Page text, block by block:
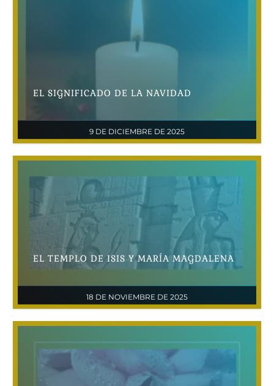
9 DE DICIEMBRE DE 2025
EL SIGNIFICADO DE LA NAVIDAD
18 DE NOVIEMBRE DE 2025
EL TEMPLO DE ISIS Y MARÍA MAGDALENA